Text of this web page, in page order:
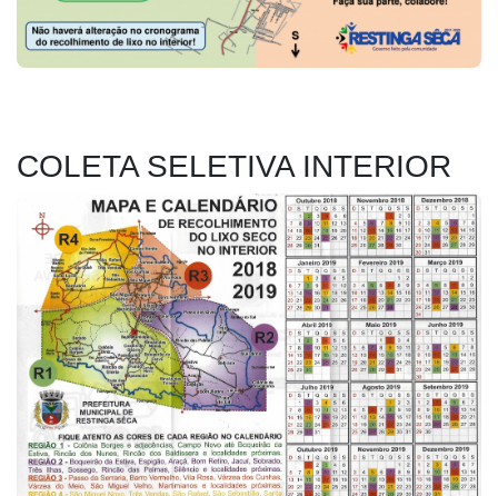
COLETA SELETIVA INTERIOR